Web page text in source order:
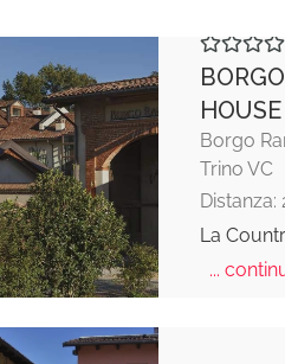
HOUSE
Borgo
Trino VC
Distanza:
La
...